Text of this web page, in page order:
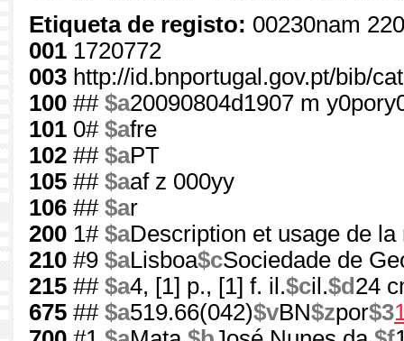
Etiqueta de registo: 00230nam
001 1720772
003 http://id.bnportugal.gov.pt/bib/
100 ## $a20090804d1907 m
101 0# $afre
102 ## $aPT
105 ## $aaf z 000yy
106 ## $ar
200 1# $aDescription et usage de
210 #9 $aLisboa$cSociedade de
215 ## $a4, [1] p., [1] f. il.$cil.$d 24
675 ## $a519.66(042)$vBN$zpor$3